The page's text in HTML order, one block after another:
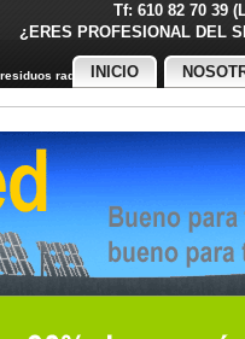
Tf: 610 82 70 39
¿ERES PROFESIONAL
residuos radiactivos
INICIO